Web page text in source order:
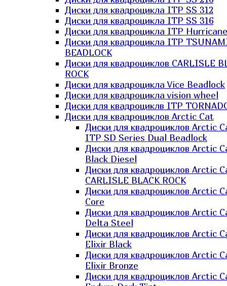
Диски для квадроцикла ITP SS 312
Диски для квадроцикла ITP SS 316
Диски для квадроцикла ITP Hurricane
Диски для квадроцикла ITP
BEADLOCK
Диски для квадроциклов CARLISLE
ROCK
Диски для квадроцикла Vice Beadlock
Диски для квадроцикла vision wheel
Диски для квадроциклв ITP
Диски для квадроциклов Arctic Cat
Диски для квадроциклов Arctic
ITP SD Series Dual Beadlock
Диски для квадроциклов Arctic
Black Diesel
Диски для квадроциклов Arctic
CARLISLE BLACK ROCK
Диски для квадроциклов Arctic
Core
Диски для квадроциклов Arctic
Delta Steel
Диски для квадроциклов Arctic
Elixir Black
Диски для квадроциклов Arctic
Elixir Bronze
Диски для квадроциклов Arctic